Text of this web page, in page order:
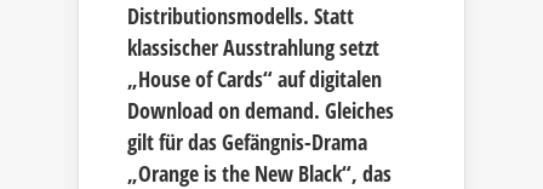
Distributionsmodells. Statt
klassischer Ausstrahlung setzt
„House of Cards“ auf digitalen
Download on demand. Gleiches
gilt für das Gefängnis-Drama
„Orange is the New Black“, das